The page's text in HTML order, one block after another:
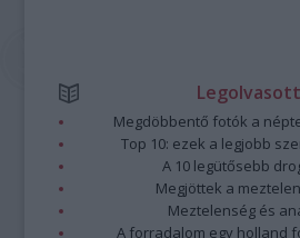
Megdöbbentő fotók a
Top 10: ezek a legjobb
A 10 legütősebb
Megjöttek a
Meztelenség és
A forradalom egy holland